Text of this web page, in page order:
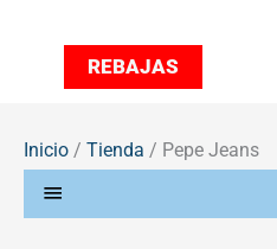
REBAJAS
Inicio / Tienda / Pepe Jeans